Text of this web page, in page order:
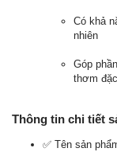
Có khả
nhiên
Góp
thơm
Thông tin chi tiết
✅ Tên sản